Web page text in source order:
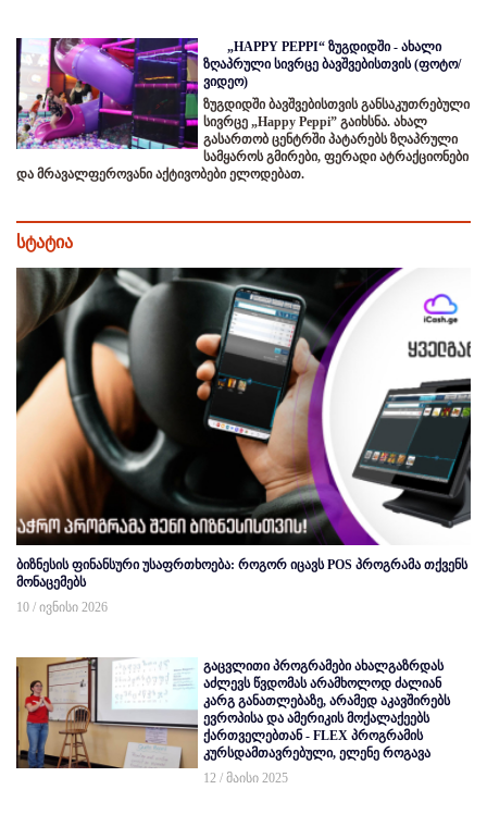
„HAPPY PEPPI“ ზუგდიდში - ახალი
ზღაპრული სივრცე ბავშვებისთვის (ფოტო/
ვიდეო)
ზუგდიდში ბავშვებისთვის განსაკუთრებული
სივრცე „Happy Peppi” გაიხსნა. ახალ
გასართობ ცენტრში პატარებს ზღაპრული
სამყაროს გმირები, ფერადი ატრაქციონები
და მრავალფეროვანი აქტივობები ელოდებათ.
სტატია
ბიზნესის ფინანსური უსაფრთხოება: როგორ იცავს POS პროგრამა თქვენს
მონაცემებს
10 / ივნისი 2026
გაცვლითი პროგრამები ახალგაზრდას
აძლევს წვდომას არამხოლოდ ძალიან
კარგ განათლებაზე, არამედ აკავშირებს
ევროპისა და ამერიკის მოქალაქეებს
ქართველებთან - FLEX პროგრამის
კურსდამთავრებული, ელენე როგავა
12 / მაისი 2025